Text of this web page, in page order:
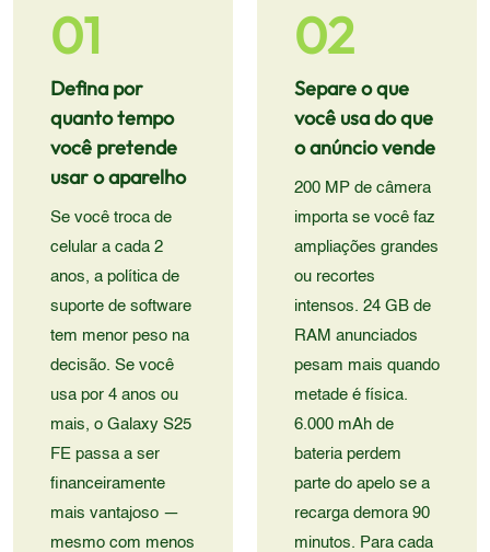
01
Defina por
quanto tempo
você pretende
usar o aparelho
Se você troca de
celular a cada 2
anos, a política de
suporte de software
tem menor peso na
decisão. Se você
usa por 4 anos ou
mais, o Galaxy S25
FE passa a ser
financeiramente
mais vantajoso —
mesmo com menos
02
Separe o que
você usa do que
o anúncio vende
200 MP de câmera
importa se você faz
ampliações grandes
ou recortes
intensos. 24 GB de
RAM anunciados
pesam mais quando
metade é física.
6.000 mAh de
bateria perdem
parte do apelo se a
recarga demora 90
minutos. Para cada